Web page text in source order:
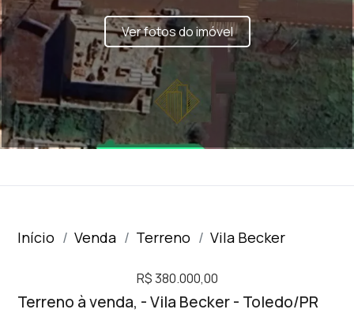
Ver fotos do imóvel
Início Venda Terreno Vila Becker
R$ 380.000,00
Terreno à venda, - Vila Becker - Toledo/PR